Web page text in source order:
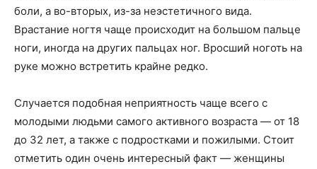
боли, а во-вторых, из-за неэстетичного вида.
Врастание ногтя чаще происходит на большом пальце
ноги, иногда на других пальцах ног. Вросший ноготь на
руке можно встретить крайне редко.
Случается подобная неприятность чаще всего с
молодыми людьми самого активного возраста — от 18
до 32 лет, а также с подростками и пожилыми. Стоит
отметить один очень интересный факт — женщины